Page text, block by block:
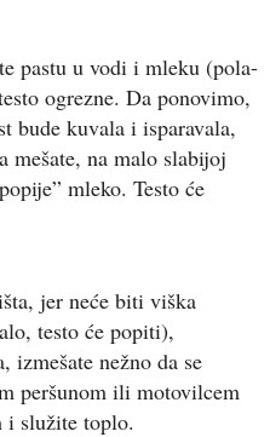
pastu u vodi i mleku (pola-
ogrezne. Da ponovimo,
bude kuvala i isparavala,
mešate, na malo slabijoj
mleko. Testo će
jer neće biti viška
testo će popiti),
izmešate nežno da se
peršunom ili motovilcem
i služite toplo.